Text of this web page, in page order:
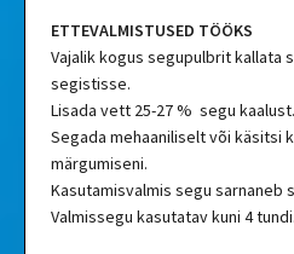
ETTEVALMISTUSED TÖÖKS
Vajalik kogus segupulbrit kallata
segistisse.
Lisada vett 25-27 % segu kaalust.
Segada mehaaniliselt või käsitsi
märgumiseni.
Kasutamisvalmis segu sarnaneb
Valmissegu kasutatav kuni 4 tundi.